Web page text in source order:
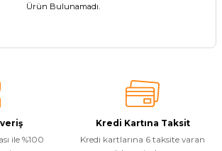
Ürün Bulunamadı.
ile %100
Kredi Kartına Taksit
Kredi kartlarına 6 taksite varan